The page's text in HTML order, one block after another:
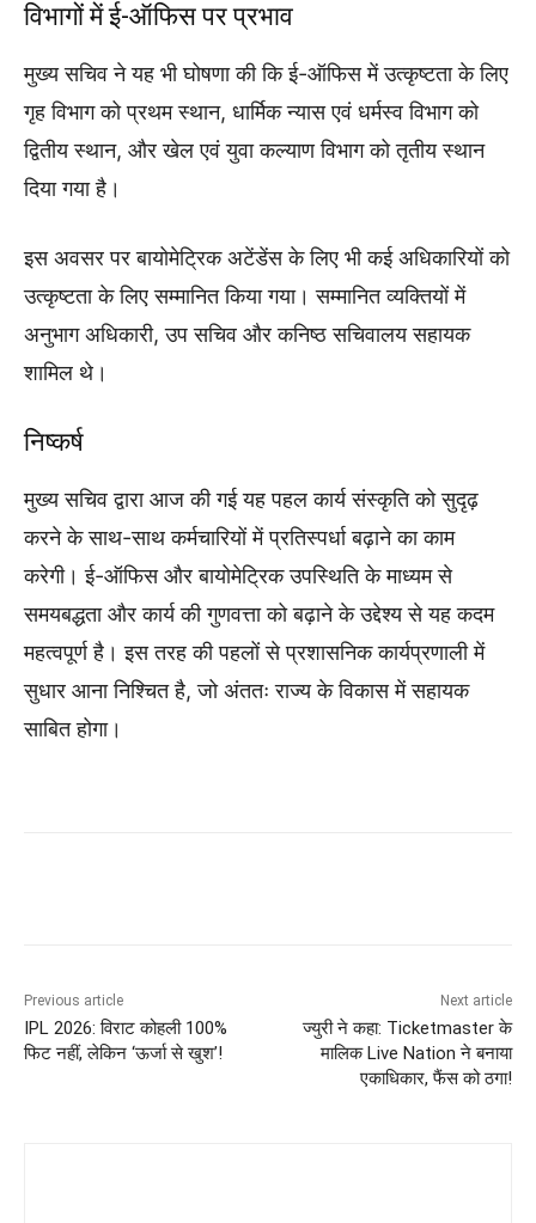
विभागों में ई-ऑफिस पर प्रभाव
मुख्य सचिव ने यह भी घोषणा की कि ई-ऑफिस में उत्कृष्टता के लिए
गृह विभाग को प्रथम स्थान, धार्मिक न्यास एवं धर्मस्व विभाग को
द्वितीय स्थान, और खेल एवं युवा कल्याण विभाग को तृतीय स्थान
दिया गया है।
इस अवसर पर बायोमेट्रिक अटेंडेंस के लिए भी कई अधिकारियों को
उत्कृष्टता के लिए सम्मानित किया गया। सम्मानित व्यक्तियों में
अनुभाग अधिकारी, उप सचिव और कनिष्ठ सचिवालय सहायक
शामिल थे।
निष्कर्ष
मुख्य सचिव द्वारा आज की गई यह पहल कार्य संस्कृति को सुदृढ़
करने के साथ-साथ कर्मचारियों में प्रतिस्पर्धा बढ़ाने का काम
करेगी। ई-ऑफिस और बायोमेट्रिक उपस्थिति के माध्यम से
समयबद्धता और कार्य की गुणवत्ता को बढ़ाने के उद्देश्य से यह कदम
महत्वपूर्ण है। इस तरह की पहलों से प्रशासनिक कार्यप्रणाली में
सुधार आना निश्चित है, जो अंततः राज्य के विकास में सहायक
साबित होगा।
Previous article
IPL 2026: विराट कोहली 100%
फिट नहीं, लेकिन ‘ऊर्जा से खुश’!
Next article
ज्युरी ने कहा: Ticketmaster के
मालिक Live Nation ने बनाया
एकाधिकार, फैंस को ठगा!